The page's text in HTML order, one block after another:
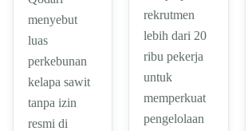
menyebut
luas
perkebunan
kelapa sawit
tanpa izin
resmi di
rekrutmen
lebih dari 20
ribu pekerja
untuk
memperkuat
pengelolaan